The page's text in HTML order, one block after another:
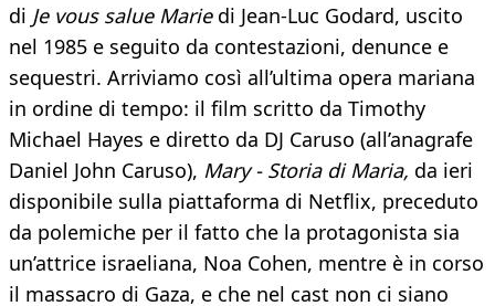
di Je vous salue Mariedi Jean-Luc Godard, uscito
nel 1985 e seguito da contestazioni, denunce e
sequestri. Arriviamo così all’ultima opera mariana
in ordine di tempo: il film scritto da Timothy
Michael Hayes e diretto da DJ Caruso (all’anagrafe
Daniel John Caruso), Mary - Storia di Maria, da ieri
disponibile sulla piattaforma di Netflix, preceduto
da polemiche per il fatto che la protagonista sia
un’attrice israeliana, Noa Cohen, mentre è in corso
il massacro di Gaza, e che nel cast non ci siano